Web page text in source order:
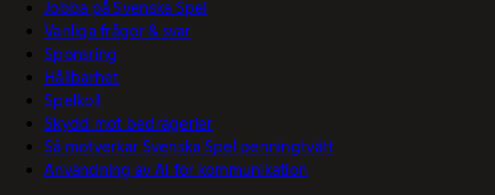
Jobba på Svenska Spel
Vanliga frågor & svar
Sponsring
Hållbarhet
Spelkoll
Skydd mot bedrägerier
Så motverkar Svenska Spel penningtvätt
Användning av AI för kommunikation